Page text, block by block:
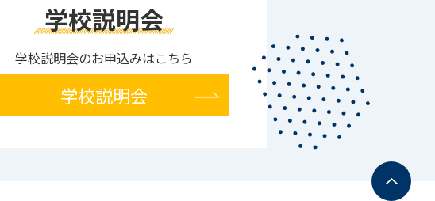
学校説明会
学校説明会のお申込みはこちら
学校説明会